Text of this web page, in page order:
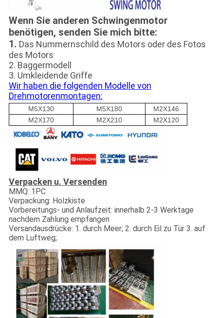
Wenn Sie anderen Schwingenmotor
benötigen, senden Sie mich bitte:
1. Das Nummernschild des Motors oder des Fotos
des Motors
2. Baggermodell
3. Umkleidende Griffe
Wir haben die folgenden Modelle von
Drehmotorenmontagen:
M5X130 M5X180
M2X146
M2X170
M2X210 M2X120
Verpacken u. Versenden
MMQ: 1PC
Verpackung: Holzkiste
Vorbereitungs- und Anlaufzeit: innerhalb 2-3 Werktage
nachdem Zahlung empfangen
Versandausdrücke: 1. durch Meer; 2. durch Eil zu Tür 3. auf
dem Luftweg;